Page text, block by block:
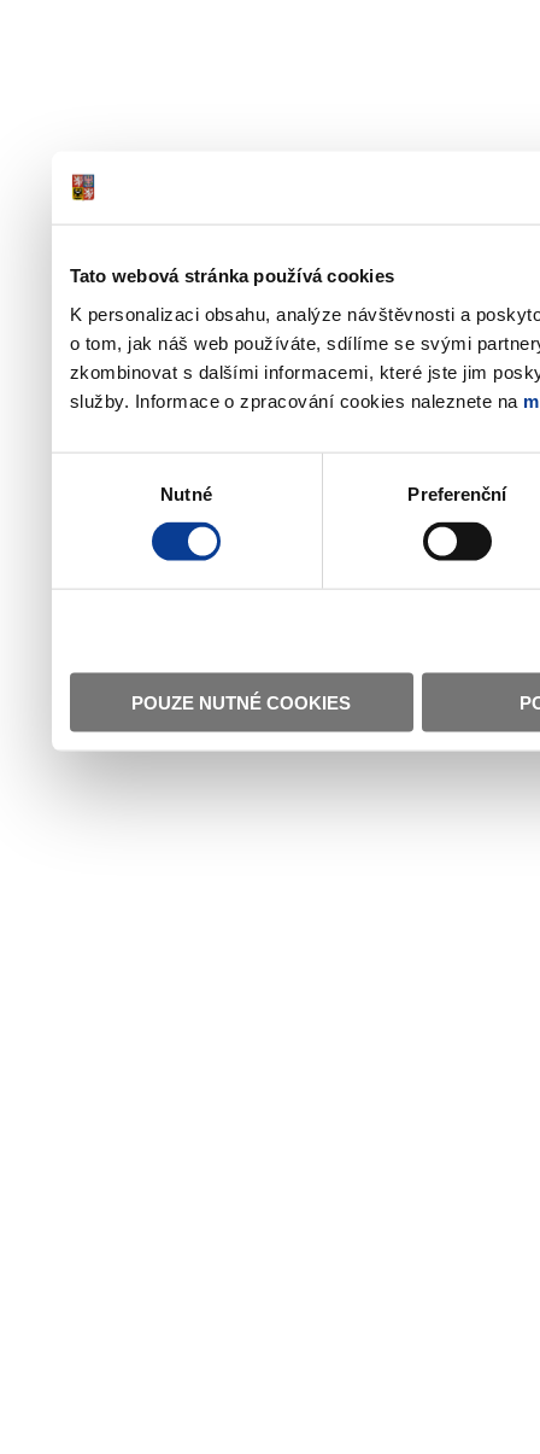
Tato webová stránka používá cookies
K personalizaci obsahu, analýze návštěvnosti a
o tom, jak náš web používáte, sdílíme se svými
zkombinovat s dalšími informacemi, které jste jim
služby. Informace o zpracování cookies naleznete na
Nutné Preferenční
POUZE NUTNÉ COOKIES